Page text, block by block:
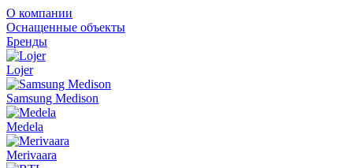
О компании
Оснащенные объекты
Бренды
Lojer
Samsung Medison
Medela
Merivaara